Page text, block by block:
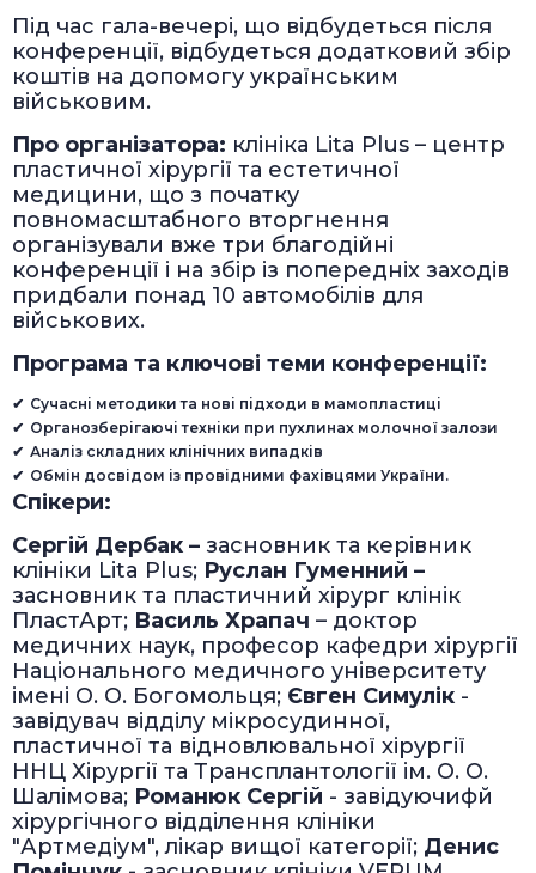
Під час гала-вечері, що відбудеться після
конференції, відбудеться додатковий збір
коштів на допомогу українським
військовим.
Про організатора: клініка Lita Plus – центр
пластичної хірургії та естетичної
медицини, що з початку
повномасштабного вторгнення
організували вже три благодійні
конференції і на збір із попередніх заходів
придбали понад 10 автомобілів для
військових.
Програма та ключові теми конференції:
Сучасні методики та нові підходи в мамопластиці
Органозберігаючі техніки при пухлинах молочної залози
Аналіз складних клінічних випадків
Обмін досвідом із провідними фахівцями України.
Спікери:
Сергій Дербак – засновник та керівник
клініки Lita Plus; Руслан Гуменний –
засновник та пластичний хірург клінік
ПластАрт; Василь Храпач – доктор
медичних наук, професор кафедри хірургії
Національного медичного університету
імені О. О. Богомольця; Євген Симулік -
завідувач відділу мікросудинної,
пластичної та відновлювальної хірургії
ННЦ Хірургії та Трансплантології ім. О. О.
Шалімова; Романюк Сергій - завідуючифй
хірургічного відділення клініки
"Артмедіум", лікар вищої категорії; Денис